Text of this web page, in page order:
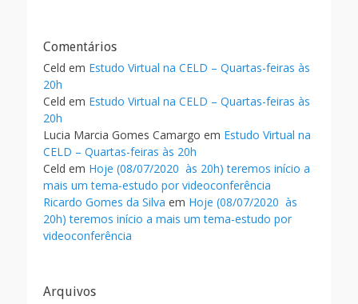
Comentários
Celd em Estudo Virtual na CELD – Quartas-feiras às
20h
Celd em Estudo Virtual na CELD – Quartas-feiras às
20h
Lucia Marcia Gomes Camargo em Estudo Virtual na
CELD – Quartas-feiras às 20h
Celd em Hoje (08/07/2020 às 20h) teremos início a
mais um tema-estudo por videoconferência
Ricardo Gomes da Silva em Hoje (08/07/2020 às
20h) teremos início a mais um tema-estudo por
videoconferência
Arquivos